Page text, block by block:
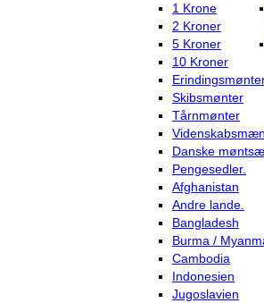
1 Krone
2 Kroner
5 Kroner
10 Kroner
Skibsmønter
Tårnmønter
Danske
Pengesedler.
Afghanistan
Andre lande.
Bangladesh
Burma /
Cambodia
Indonesien
Jugoslavien